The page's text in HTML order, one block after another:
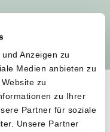
Anzeigen zu
Medien anbieten zu
zu
zu Ihrer
Partner für soziale
Unsere Partner
verarbeitet.